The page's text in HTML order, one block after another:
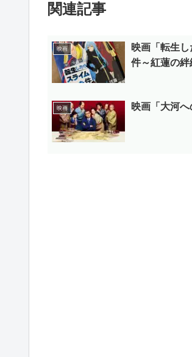
関連記事
映画
映画「転生
件～紅蓮の絆
映画 映画「大河